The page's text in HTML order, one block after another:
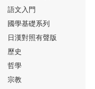
⑱
語文入門
國學基礎系列
日漢對照有聲版
歷史
哲學
宗教